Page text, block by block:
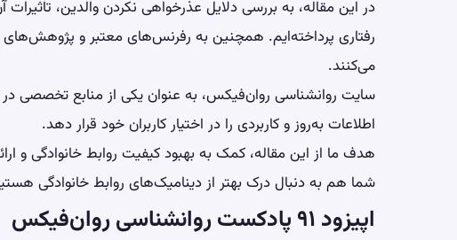
در این مقاله، به بررسی دلایل عذرخواهی نکردن والدین، تاثیرات
رفتاری پرداخته‌ایم. همچنین به رفرنس‌های معتبر و
می‌کنند.
سایت روانشناسی روان‌فیکس، به عنوان یکی از منابع تخصصی
اطلاعات به‌روز و کاربردی را در اختیار کاربران خود قرار دهد.
هدف ما از این مقاله، کمک به بهبود کیفیت روابط خانوادگی و
شما هم به دنبال درک بهتر از دینامیک‌های روابط خانوادگی
اپیزود ۹۱ پادکست روانشناسی روان‌فیکس